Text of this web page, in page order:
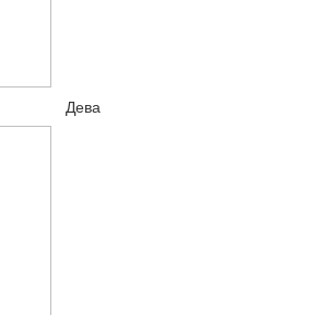
Дева